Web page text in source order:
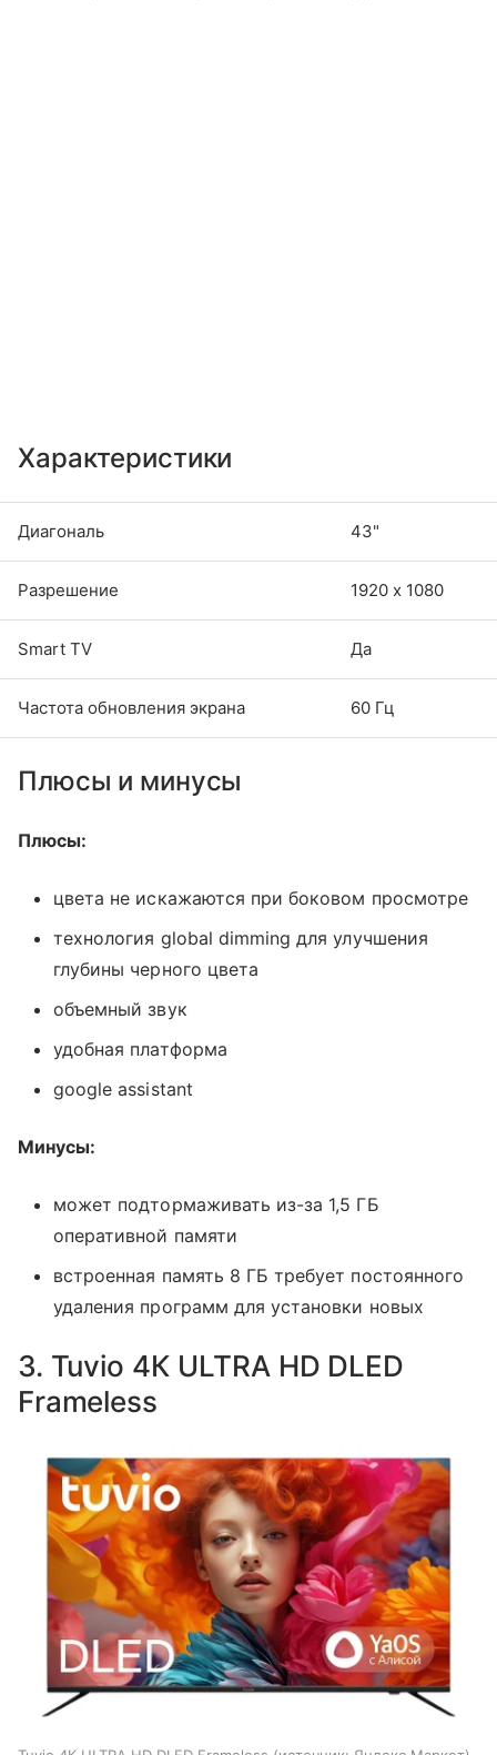
Характеристики
Диагональ 43"
Разрешение 1920 х 1080
Smart TV Да
Частота обновления экрана 60 Гц
Плюсы и минусы
Плюсы:
цвета не искажаются при боковом просмотре
технология global dimming для улучшения
глубины черного цвета
объемный звук
удобная платформа
google assistant
Минусы:
может подтормаживать из-за 1,5 ГБ
оперативной памяти
встроенная память 8 ГБ требует постоянного
удаления программ для установки новых
3. Tuvio 4К ULTRA HD DLED
Frameless